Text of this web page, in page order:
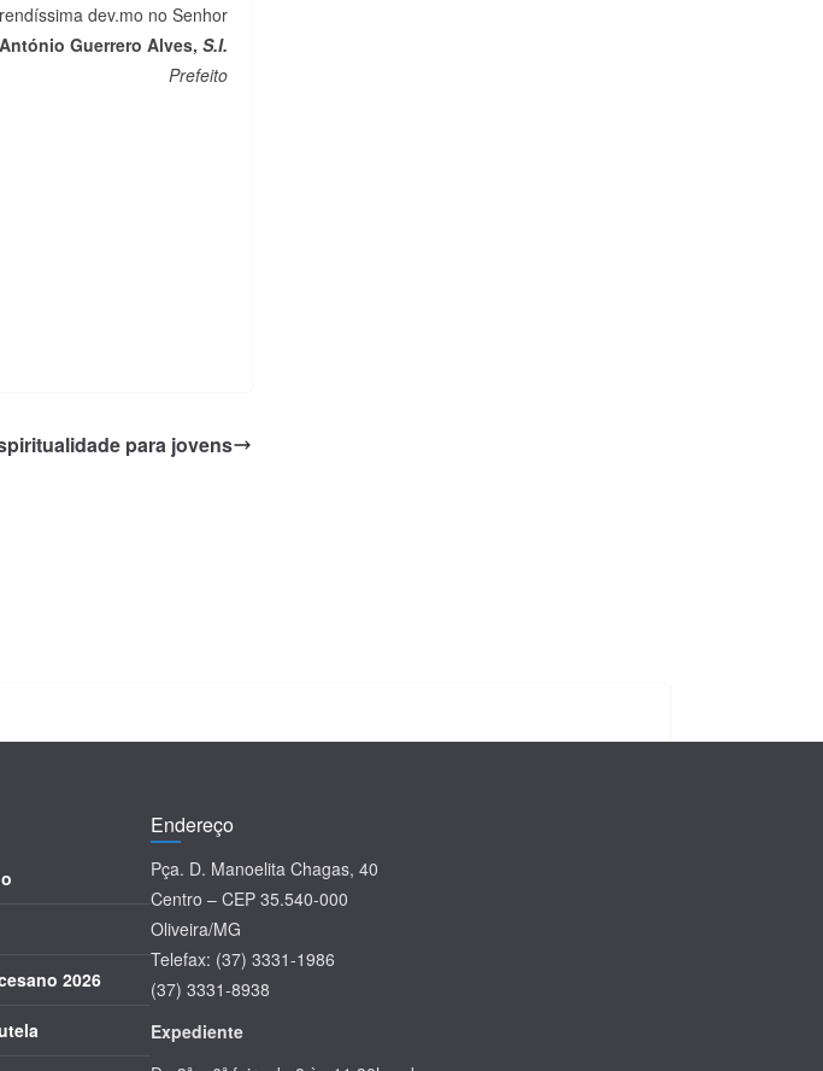
dev.mo no Senhor
Guerrero Alves, S.I.
Prefeito
para jovens
2026
Endereço
Pça. D. Manoelita Chagas, 40
Centro – CEP 35.540-000
Oliveira/MG
Telefax: (37) 3331-1986
(37) 3331-8938
Expediente